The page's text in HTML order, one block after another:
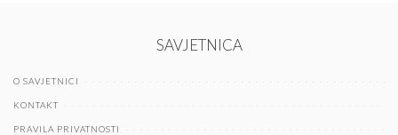
SAVJETNICA
O SAVJETNICI
KONTAKT
PRAVILA PRIVATNOSTI